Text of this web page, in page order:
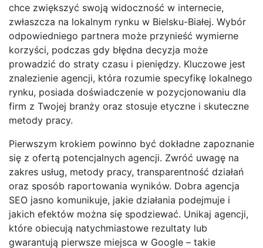
chce zwiększyć swoją widoczność w internecie,
zwłaszcza na lokalnym rynku w Bielsku-Białej. Wybór
odpowiedniego partnera może przynieść wymierne
korzyści, podczas gdy błędna decyzja może
prowadzić do straty czasu i pieniędzy. Kluczowe jest
znalezienie agencji, która rozumie specyfikę lokalnego
rynku, posiada doświadczenie w pozycjonowaniu dla
firm z Twojej branży oraz stosuje etyczne i skuteczne
metody pracy.
Pierwszym krokiem powinno być dokładne zapoznanie
się z ofertą potencjalnych agencji. Zwróć uwagę na
zakres usług, metody pracy, transparentność działań
oraz sposób raportowania wyników. Dobra agencja
SEO jasno komunikuje, jakie działania podejmuje i
jakich efektów można się spodziewać. Unikaj agencji,
które obiecują natychmiastowe rezultaty lub
gwarantują pierwsze miejsca w Google – takie